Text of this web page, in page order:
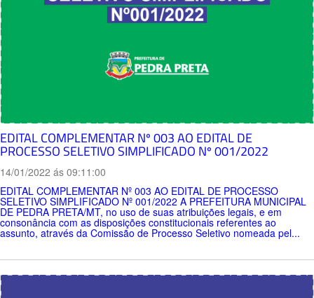
EDITAL COMPLEMENTAR Nº 003 AO EDITAL DE
PROCESSO SELETIVO SIMPLIFICADO Nº 001/2022
14/01/2022 ás 09:11:00
EDITAL COMPLEMENTAR Nº 003 AO EDITAL DE PROCESSO
SELETIVO SIMPLIFICADO Nº 001/2022 A PREFEITURA MUNICIPAL
DE PEDRA PRETA/MT, no uso de suas atribuições legais, e em
consonância com as disposições constitucionais referentes ao
assunto, através da Comissão de Processo Seletivo nomeada pel...